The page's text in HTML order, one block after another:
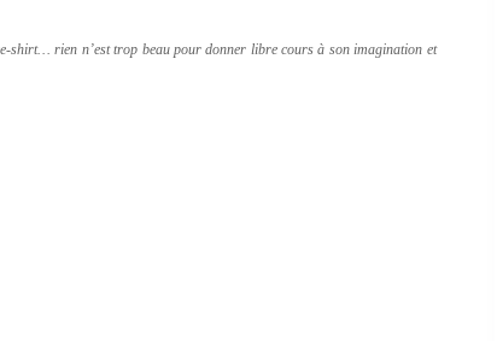
shirt… rien n’est trop beau pour donner libre cours à son imagination et